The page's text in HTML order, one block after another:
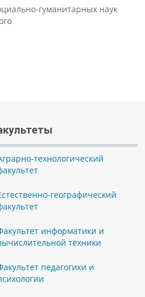
гуманитарных наук
технологический
географический
информатики и
техники
педагогики и